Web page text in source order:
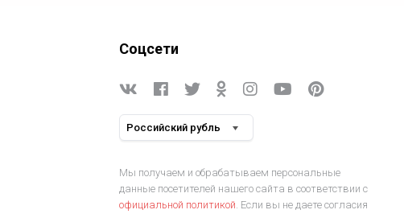
Соцсети
Мы получаем и обрабатываем персональные
данные посетителей нашего сайта в соответствии с
официальной политикой. Если вы не даете согласия